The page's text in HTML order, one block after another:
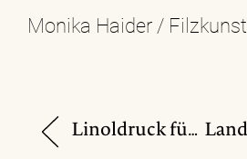
Monika Haider / Filzkunst
Linoldruck für Anfänger*innen und Fortgeschrittene